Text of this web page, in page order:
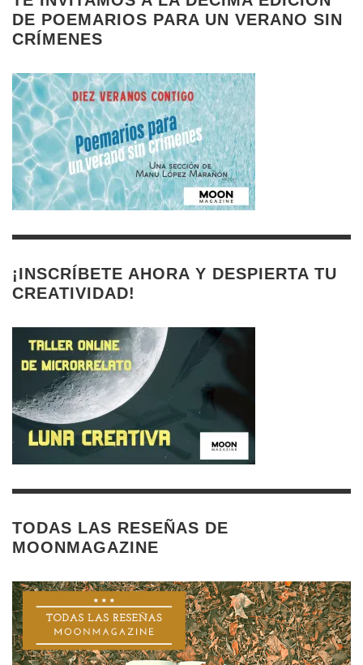
DE POEMARIOS PARA UN VERANO SIN
CRÍMENES
¡INSCRÍBETE AHORA Y DESPIERTA TU
CREATIVIDAD!
TODAS LAS RESEÑAS DE
MOONMAGAZINE